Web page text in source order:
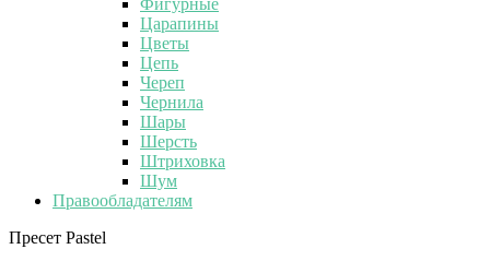
Фигурные
Царапины
Цветы
Цепь
Череп
Чернила
Шары
Шерсть
Штриховка
Шум
Правообладателям
Пресет Pastel